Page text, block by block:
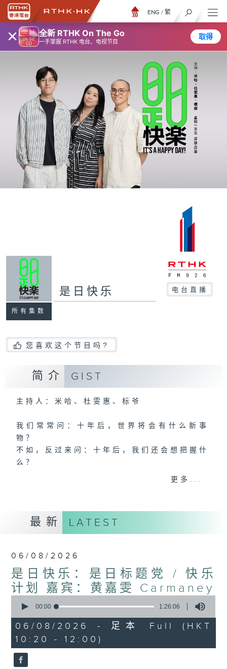
× 全新 RTHK On The Go
一手掌握 RTHK 电台、电视节目
取得
ENG / 繁
所有集数
是日快乐 电台直播
您喜欢这个节目吗?
简介 GIST
主持人：米哈、杜雯惠、标爷
我们常常问：十年后，世界将会有什么新事
物？
不如，反过来问：十年后，我们还会想把握什
么？
但是，当我们在日常生活里找到可以好奇、可
以聚焦、可以重新理解世界的一事一物，那就
更多...
最新 LATEST
06/08/2026
是日快乐：是日标题党 / 快乐
计划 嘉宾：黄嘉雯 Carmaney
seconds
1
hour,
26
minutes,
6
seconds
00:00 1:26:06
06/08/2026 - 足本 Full (HKT
10:20 - 12:00)